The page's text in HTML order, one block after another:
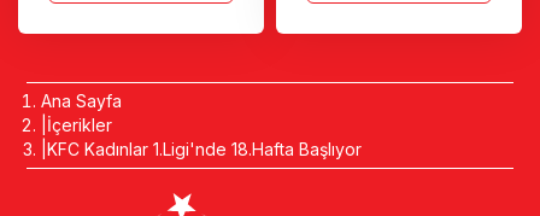
Ana Sayfa
İçerikler
KFC Kadınlar 1.Ligi'nde 18.Hafta Başlıyor